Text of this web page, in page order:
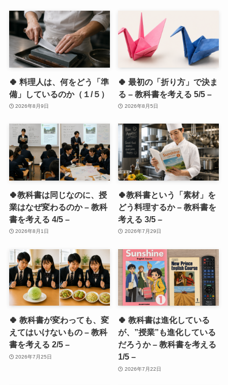
🍀 料理人は、何をどう「準
備」しているのか（１/５）
2026年8月9日
🍀 最初の「折り方」で決ま
る – 教科書を考える 5/5 –
2026年8月5日
🍀教科書は同じなのに、授
業はなぜ変わるのか – 教科
書を考える 4/5 –
2026年8月1日
🍀教科書という「素材」を
どう料理するか – 教科書を
考える 3/5 –
2026年7月29日
🍀 教科書が変わっても、変
えてはいけないもの – 教科
書を考える 2/5 –
2026年7月25日
🍀 教科書は進化している
が、”授業”も進化している
だろうか – 教科書を考える
1/5 –
2026年7月22日